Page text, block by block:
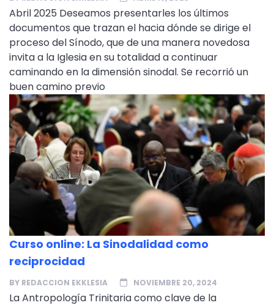
Abril 2025 Deseamos presentarles los últimos
documentos que trazan el hacia dónde se dirige el
proceso del Sínodo, que de una manera novedosa
invita a la Iglesia en su totalidad a continuar
caminando en la dimensión sinodal. Se recorrió un
buen camino previo
Curso online: La Sinodalidad como
reciprocidad
BY REDACCION EKKLESIA NOVIEMBRE 20, 2024
La Antropología Trinitaria como clave de la